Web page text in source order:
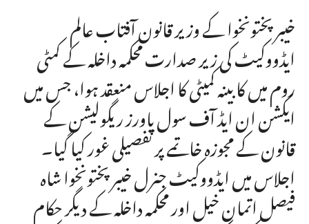
خیبرپختونخوا کے وزیر قانون آفتاب عالم
ایڈووکیٹ کی زیر صدارت محکمہ داخلہ کے کمٹی
روم میں کابینہ کمیٹی کا اجلاس منعقد ہوا، جس میں
ایکشن ان ایڈ آف سول پاورز ریگولیشن کے
قانون کے مجوزہ خاتمے پر تفصیلی غور کیا گیا۔
اجلاس میں ایڈووکیٹ جنرل خیبرپختونخوا شاہ
فیصل اتمان خیل اور محکمہ داخلہ کے دیگر حکام